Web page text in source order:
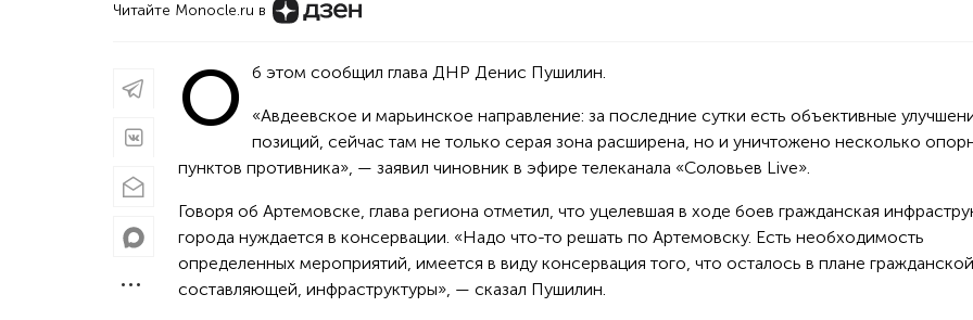
Читайте Monocle.ru в
О б этом сообщил глава ДНР Денис Пушилин.
«Авдеевское и марьинское направление: за последние сутки есть объективные
позиций, сейчас там не только серая зона расширена, но и уничтожено несколько
пунктов противника», — заявил чиновник в эфире телеканала «Соловьев Live».
Говоря об Артемовске, глава региона отметил, что уцелевшая в ходе боев гражданская
города нуждается в консервации. «Надо что-то решать по Артемовску. Есть необходимость
определенных мероприятий, имеется в виду консервация того, что осталось в плане гражданской
составляющей, инфраструктуры», — сказал Пушилин.